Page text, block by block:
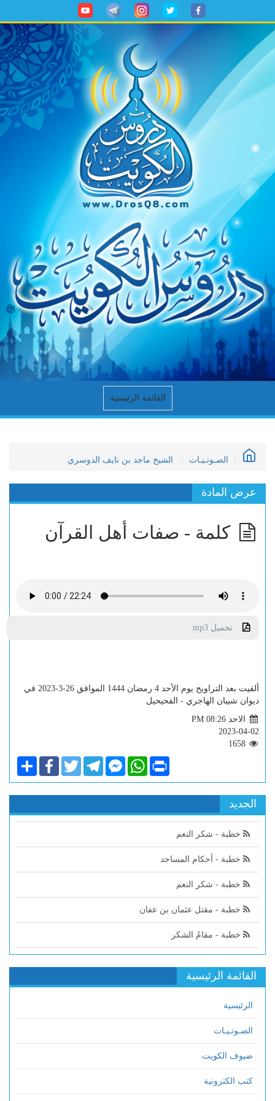
القائمة الرئيسية
الصـوتـيـات الشيخ ماجد بن نايف الدوسري
عرض المادة
كلمة - صفات أهل القرآن
تحميل mp3
ألقيت بعد التراويح يوم الأحد 4 رمضان 1444 الموافق 26-3-2023 في
ديوان شيبان الهاجري - الفحيحيل
الاحد PM 08:26
2023-04-02
ShareFacebookTwitterTelegramFacebook
Messenger
WhatsApp Print
الجديد
خطبة - شكر النعم
خطبة - أحكام المساجد
خطبة - شكر النعم
خطبة - مقتل عثمان بن عفان
خطبة - مقامُ الشكر
القائمة الرئيسية
الرئيسية
الصـوتـيـات
ضيوف الكويت
كتب الكترونية